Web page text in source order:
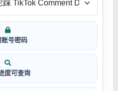
账号密码
度可查询